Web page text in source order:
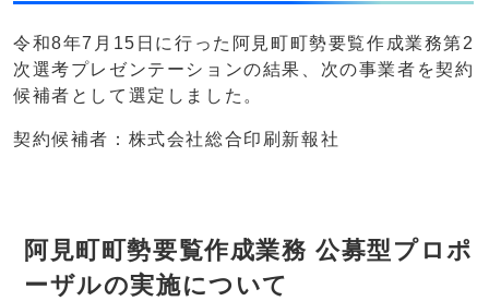
令和8年7月15日に行った阿見町町勢要覧作成業務第2
次選考プレゼンテーションの結果、次の事業者を契約
候補者として選定しました。
契約候補者：株式会社総合印刷新報社
阿見町町勢要覧作成業務 公募型プロポ
ーザルの実施について